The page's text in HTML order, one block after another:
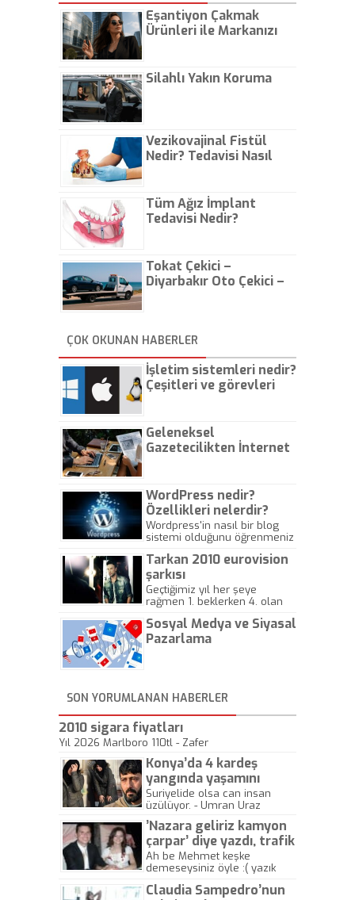
Eşantiyon Çakmak
Ürünleri ile Markanızı
Silahlı Yakın Koruma
Vezikovajinal Fistül
Nedir? Tedavisi Nasıl
Tüm Ağız İmplant
Tedavisi Nedir?
Tokat Çekici –
Diyarbakır Oto Çekici –
ÇOK OKUNAN HABERLER
İşletim sistemleri nedir?
Çeşitleri ve görevleri
Geleneksel
Gazetecilikten İnternet
WordPress nedir?
Özellikleri nelerdir?
Wordpress'in nasıl bir blog
sistemi olduğunu öğrenmeniz
Tarkan 2010 eurovision
şarkısı
Geçtiğimiz yıl her şeye
rağmen 1. beklerken 4. olan
gösterisinin bu yarışmada
önemli olmadığını anlamıştır.
Sosyal Medya ve Siyasal
Pazarlama
SON YORUMLANAN HABERLER
2010 sigara fiyatları
Yıl 2026 Marlboro 110tl - Zafer
Konya’da 4 kardeş
yangında yaşamını
yitirdi
Suriyelide olsa can insan
üzülüyor. - Umran Uraz
’Nazara geliriz kamyon
çarpar’ diye yazdı, trafik
kazasında öldü!
Ah be Mehmet keşke
demeseysiniz öyle :( yazık
Claudia Sampedro’nun